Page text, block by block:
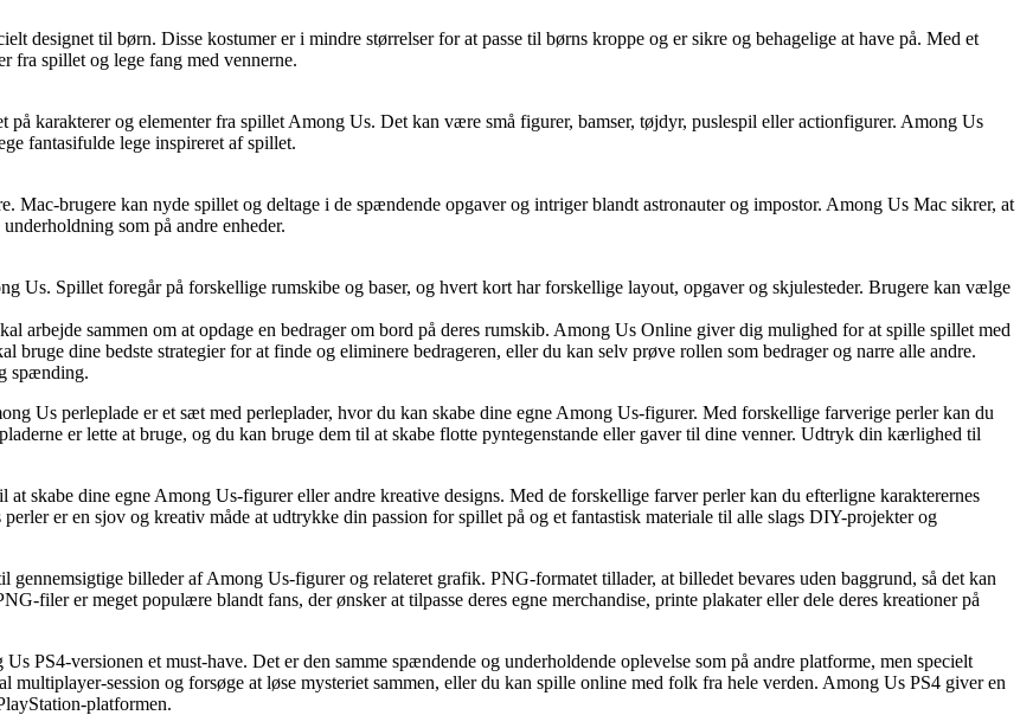
designet til børn. Disse kostumer er i mindre størrelser for at passe til børns kroppe og er sikre og behagelige at have på. Med et
fra spillet og lege fang med vennerne.
karakterer og elementer fra spillet Among Us. Det kan være små figurer, bamser, tøjdyr, puslespil eller actionfigurer. Among Us
fantasifulde lege inspireret af spillet.
Mac-brugere kan nyde spillet og deltage i de spændende opgaver og intriger blandt astronauter og impostor. Among Us Mac sikrer, at
som på andre enheder.
Spillet foregår på forskellige rumskibe og baser, og hvert kort har forskellige layout, opgaver og skjulesteder. Brugere kan vælge
sammen om at opdage en bedrager om bord på deres rumskib. Among Us Online giver dig mulighed for at spille spillet med
dine bedste strategier for at finde og eliminere bedrageren, eller du kan selv prøve rollen som bedrager og narre alle andre.
spænding.
Us perleplade er et sæt med perleplader, hvor du kan skabe dine egne Among Us-figurer. Med forskellige farverige perler kan du
er lette at bruge, og du kan bruge dem til at skabe flotte pyntegenstande eller gaver til dine venner. Udtryk din kærlighed til
skabe dine egne Among Us-figurer eller andre kreative designs. Med de forskellige farver perler kan du efterligne karakterernes
er en sjov og kreativ måde at udtrykke din passion for spillet på og et fantastisk materiale til alle slags DIY-projekter og
billeder af Among Us-figurer og relateret grafik. PNG-formatet tillader, at billedet bevares uden baggrund, så det kan
filer er meget populære blandt fans, der ønsker at tilpasse deres egne merchandise, printe plakater eller dele deres kreationer på
PS4-versionen et must-have. Det er den samme spændende og underholdende oplevelse som på andre platforme, men specielt
session og forsøge at løse mysteriet sammen, eller du kan spille online med folk fra hele verden. Among Us PS4 giver en
platformen.